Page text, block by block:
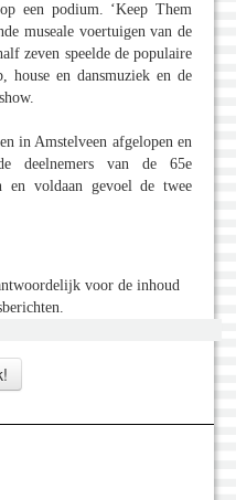
een podium. ‘Keep Them
museale voertuigen van de
zeven speelde de populaire
house en dansmuziek en de
in Amstelveen afgelopen en
deelnemers van de 65e
en voldaan gevoel de twee
voor de inhoud